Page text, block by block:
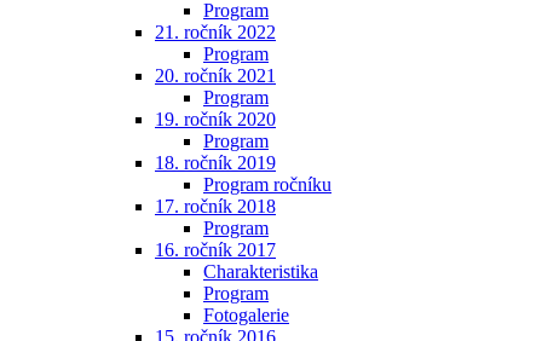
Program
21. ročník 2022
Program
20. ročník 2021
Program
19. ročník 2020
Program
18. ročník 2019
Program ročníku
17. ročník 2018
Program
16. ročník 2017
Charakteristika
Program
Fotogalerie
15. ročník 2016